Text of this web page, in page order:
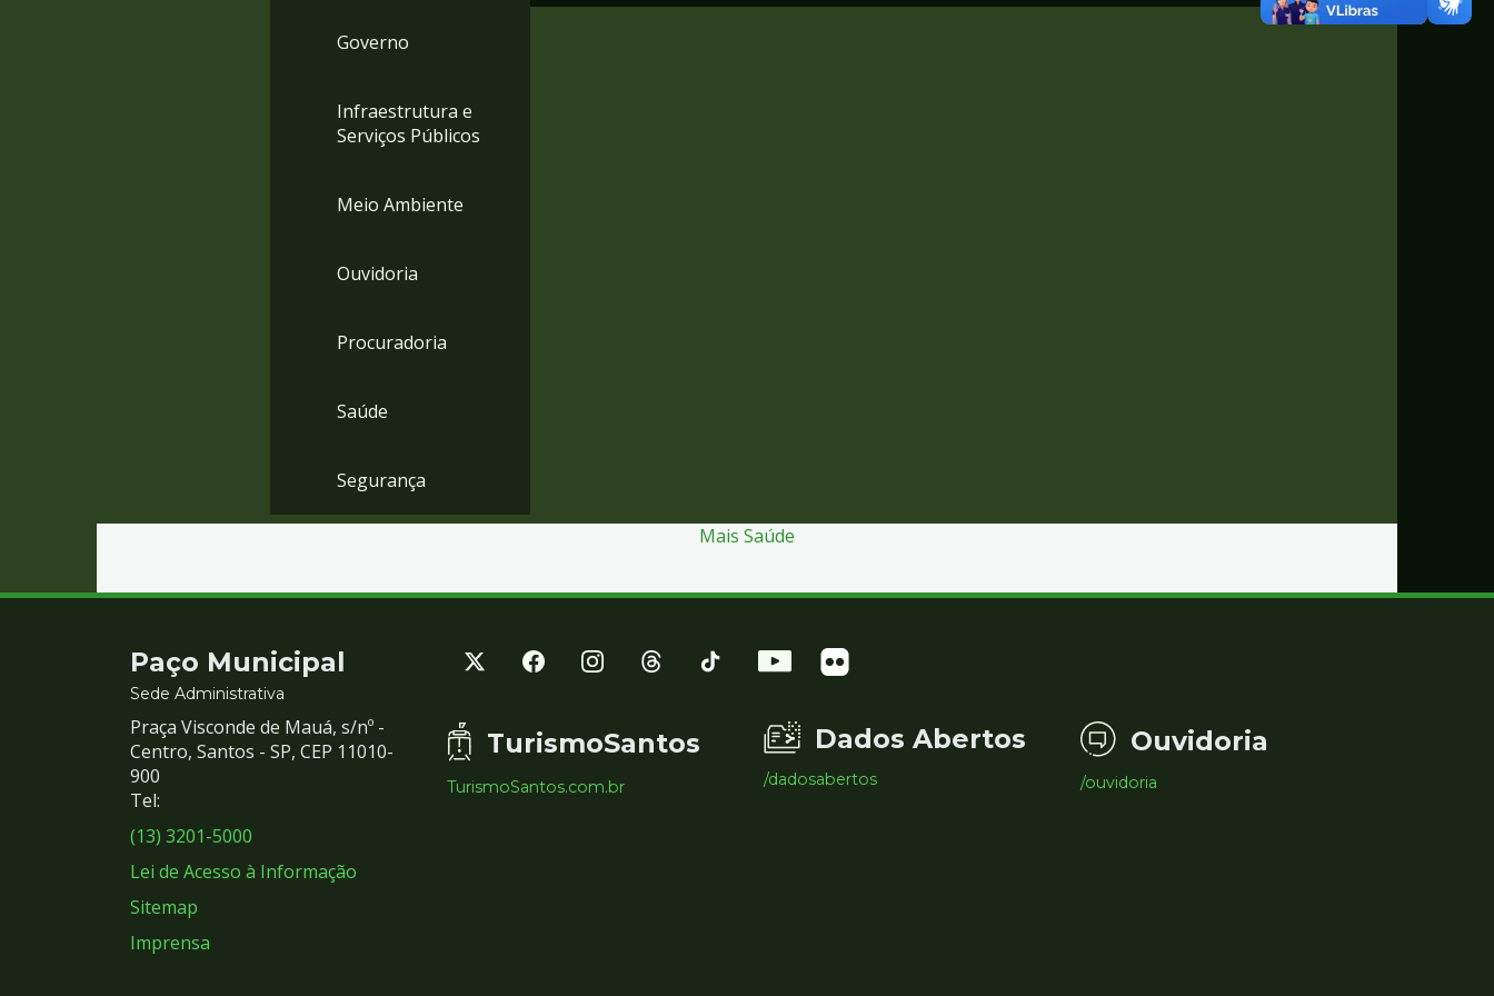
Governo
Infraestrutura e
Serviços Públicos
Meio Ambiente
Ouvidoria
Procuradoria
Saúde
Segurança
Mais Saúde
Contato
e
Redes
Sociais
Paço Municipal
Sede Administrativa
Praça Visconde de Mauá, s/nº -
Centro, Santos - SP, CEP 11010-
900
Tel:
(13) 3201-5000
Lei de Acesso à Informação
Sitemap
Imprensa
TurismoSantos
TurismoSantos.com.br
Dados Abertos
/dadosabertos
Ouvidoria
/ouvidoria